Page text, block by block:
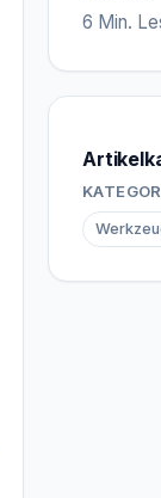
6 Min.